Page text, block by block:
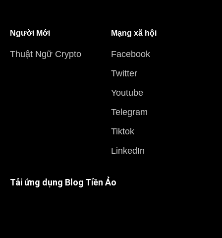
Người Mới
Thuật Ngữ Crypto
Mạng xã hội
Facebook
Twitter
Youtube
Telegram
Tiktok
LinkedIn
Tải ứng dụng Blog Tiền Ảo